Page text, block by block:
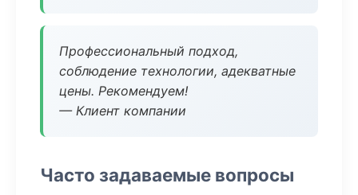
Профессиональный подход,
соблюдение технологии, адекватные
цены. Рекомендуем!
— Клиент компании
Часто задаваемые вопросы